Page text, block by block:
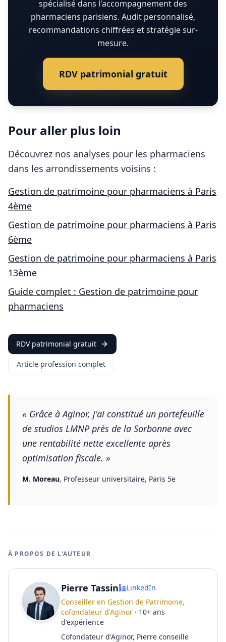
spécialisé dans l'accompagnement des
pharmaciens parisiens. Audit personnalisé,
recommandations chiffrées et stratégie sur-
mesure.
RDV patrimonial gratuit
Pour aller plus loin
Découvrez nos analyses pour les pharmaciens
dans les arrondissements voisins :
Gestion de patrimoine pour pharmaciens à Paris
4ème
Gestion de patrimoine pour pharmaciens à Paris
6ème
Gestion de patrimoine pour pharmaciens à Paris
13ème
Guide complet : Gestion de patrimoine pour
pharmaciens
RDV patrimonial gratuit
Article profession complet
« Grâce à Aginor, j'ai constitué un portefeuille
de studios LMNP près de la Sorbonne avec
une rentabilité nette excellente après
optimisation fiscale. »
M. Moreau, Professeur universitaire, Paris 5e
À PROPOS DE L'AUTEUR
Pierre Tassin
LinkedIn
Conseiller en Gestion de Patrimoine,
cofondateur d'Aginor · 10+ ans
d'expérience
Cofondateur d'Aginor, Pierre conseille